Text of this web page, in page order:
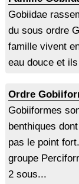
Gobiidae
du sous ordre
famille vivent
eau douce et
Ordre
Gobiiformes
benthiques
pas le point
groupe
2 sous...